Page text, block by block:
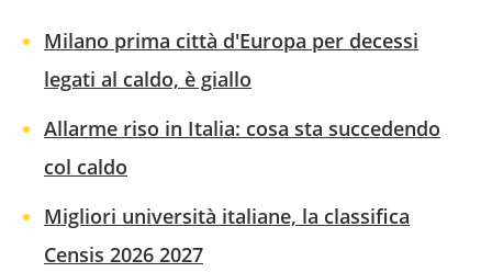
Milano prima città d'Europa per decessi
legati al caldo, è giallo
Allarme riso in Italia: cosa sta succedendo
col caldo
Migliori università italiane, la classifica
Censis 2026 2027